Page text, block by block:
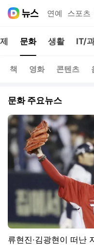
연예 스포츠
문화 생활 IT/
책 영화 콘텐츠
문화 주요뉴스
류현진·김광현이 떠난